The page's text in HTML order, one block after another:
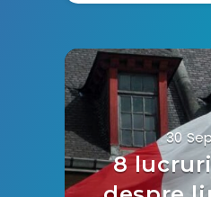
30
8